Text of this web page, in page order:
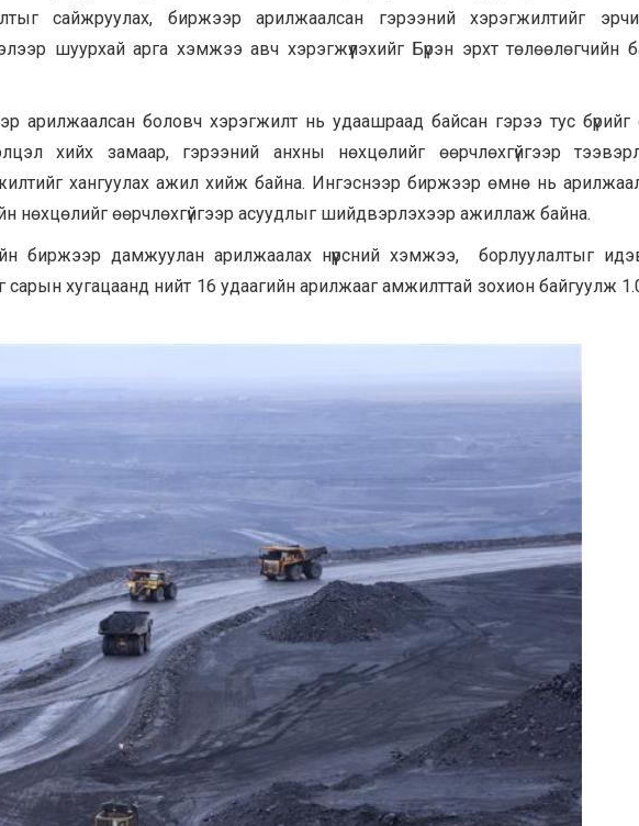
сайжруулах, биржээр арилжаалсан гэрээний хэрэгжилтийг
шуурхай арга хэмжээ авч хэрэгжүүлэхийг Бүрэн эрхт төлөөлөгчийн
арилжаалсан боловч хэрэгжилт нь удаашраад байсан гэрээ тус бүрийг
хийх замаар, гэрээний анхны нөхцөлийг өөрчлөхгүйгээр
хангуулах ажил хийж байна. Ингэснээр биржээр өмнө нь
нөхцөлийг өөрчлөхгүйгээр асуудлыг шийдвэрлэхээр ажиллаж байна.
биржээр дамжуулан арилжаалах нүүрсний хэмжээ, борлуулалтыг
сарын хугацаанд нийт 16 удаагийн арилжааг амжилттай зохион байгуулж